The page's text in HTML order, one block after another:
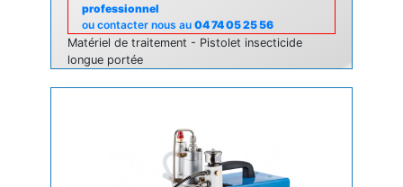
professionnel
ou contacter nous au 04 74 05 25 56
Matériel de traitement - Pistolet insecticide
longue portée